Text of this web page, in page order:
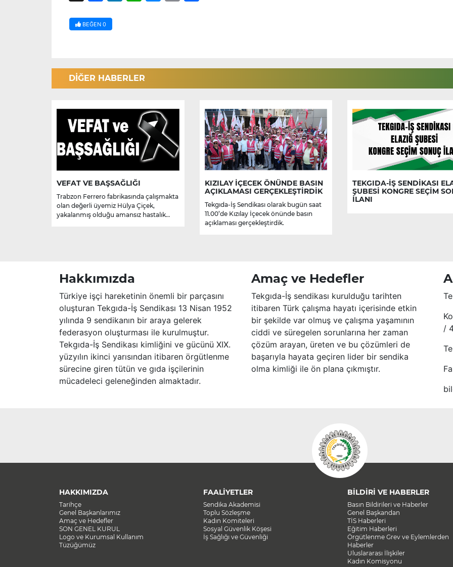
BEĞEN 0
DİĞER HABERLER
VEFAT VE BAŞSAĞLIĞI
Trabzon Ferrero fabrikasında çalışmakta
olan değerli üyemiz Hülya Çiçek,
yakalanmış olduğu amansız hastalık
KIZILAY İÇECEK ÖNÜNDE BASIN
AÇIKLAMASI GERÇEKLEŞTİRDİK
Tekgıda-İş Sendikası olarak bugün saat
11.00’de Kızılay İçecek önünde basın
açıklaması gerçekleştirdik.
TEKGIDA-İŞ SENDİKASI
ŞUBESİ KONGRE SEÇİM
İLANI
Hakkımızda
Türkiye işçi hareketinin önemli bir parçasını
oluşturan Tekgıda-İş Sendikası 13 Nisan 1952
yılında 9 sendikanın bir araya gelerek
federasyon oluşturması ile kurulmuştur.
Tekgıda-İş Sendikası kimliğini ve gücünü XIX.
yüzyılın ikinci yarısından itibaren örgütlenme
sürecine giren tütün ve gıda işçilerinin
mücadeleci geleneğinden almaktadır.
Amaç ve Hedefler
Tekgıda-İş sendikası kurulduğu tarihten
itibaren Türk çalışma hayatı içerisinde etkin
bir şekilde var olmuş ve çalışma yaşamının
ciddi ve süregelen sorunlarına her zaman
çözüm arayan, üreten ve bu çözümleri de
başarıyla hayata geçiren lider bir sendika
olma kimliği ile ön plana çıkmıştır.
/
HAKKIMIZDA
Tarihçe
Genel Başkanlarımız
Amaç ve Hedefler
SON GENEL KURUL
Logo ve Kurumsal Kullanım
Tüzüğümüz
FAALİYETLER
Sendika Akademisi
Toplu Sözleşme
Kadın Komiteleri
Sosyal Güvenlik Köşesi
İş Sağlığı ve Güvenliği
BİLDİRİ VE HABERLER
Basın Bildirileri ve Haberler
Genel Başkandan
TİS Haberleri
Eğitim Haberleri
Örgütlenme Grev ve Eylemlerden
Haberler
Uluslararası İlişkiler
Kadın Komisyonu